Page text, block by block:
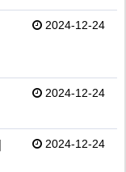
2024-12-24
2024-12-24
2024-12-24